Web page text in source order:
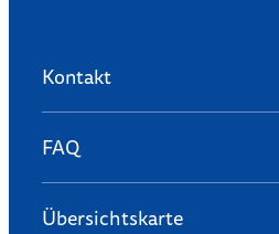
Kontakt
FAQ
Übersichtskarte